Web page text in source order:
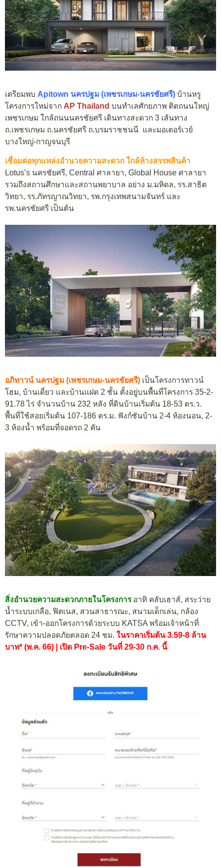
เตรียมพบ Apitown นครปฐม (เพชรเกษม-นครชัยศรี) บ้านหรู
โครงการใหม่จาก AP Thailand บนทำเลศักยภาพ ติดถนนใหญ่
เพชรเกษม ใกล้ถนนนครชัยศรี เดินทางสะดวก 3 เส้นทาง
ถ.เพชรเกษม ถ.นครชัยศรี ถ.บรมราชชนนี และมอเตอร์เวย์
บางใหญ่-กาญจนบุรี
เชื่อมต่อทุกแหล่งอำนวยความสะดวก ใกล้ห้างสรรพสินค้า
Lotus’s นครชัยศรี, Central ศาลายา, Global House ศาลายา
รวมถึงสถานศึกษาและสถานพยาบาล อย่าง ม.มหิดล, รร.สาธิต
วิทยา, รร.ภัทรญาณวิทยา, รพ.กรุงเทพสนามจันทร์ และ
รพ.นครชัยศรี เป็นต้น
อภิทาวน์ นครปฐม (เพชรเกษม-นครชัยศรี) เป็นโครงการทาวน์
โฮม, บ้านเดี่ยว และบ้านแฝด 2 ชั้น ตั้งอยู่บนพื้นที่โครงการ 35-2-
91.78 ไร่ จำนวนบ้าน 232 หลัง ที่ดินบ้านเริ่มต้น 18-53 ตร.ว.
พื้นที่ใช้สอยเริ่มต้น 107-186 ตร.ม. ฟังก์ชันบ้าน 2-4 ห้องนอน, 2-
3 ห้องน้ำ พร้อมที่จอดรถ 2 คัน
สิ่งอำนวยความสะดวกภายในโครงการอาทิ คลับเฮาส์, สระว่าย
น้ำระบบเกลือ, ฟิตเนส, สวนสาธารณะ, สนามเด็กเล่น, กล้อง
CCTV, เข้า-ออกโครงการด้วยระบบ KATSA พร้อมเจ้าหน้าที่
รักษาความปลอดภัยตลอด 24 ชม. ในราคาเริ่มต้น 3.59-8 ล้าน
บาท* (พ.ค. 66) | เปิด Pre-Sale วันที่ 29-30 ก.ค. นี้